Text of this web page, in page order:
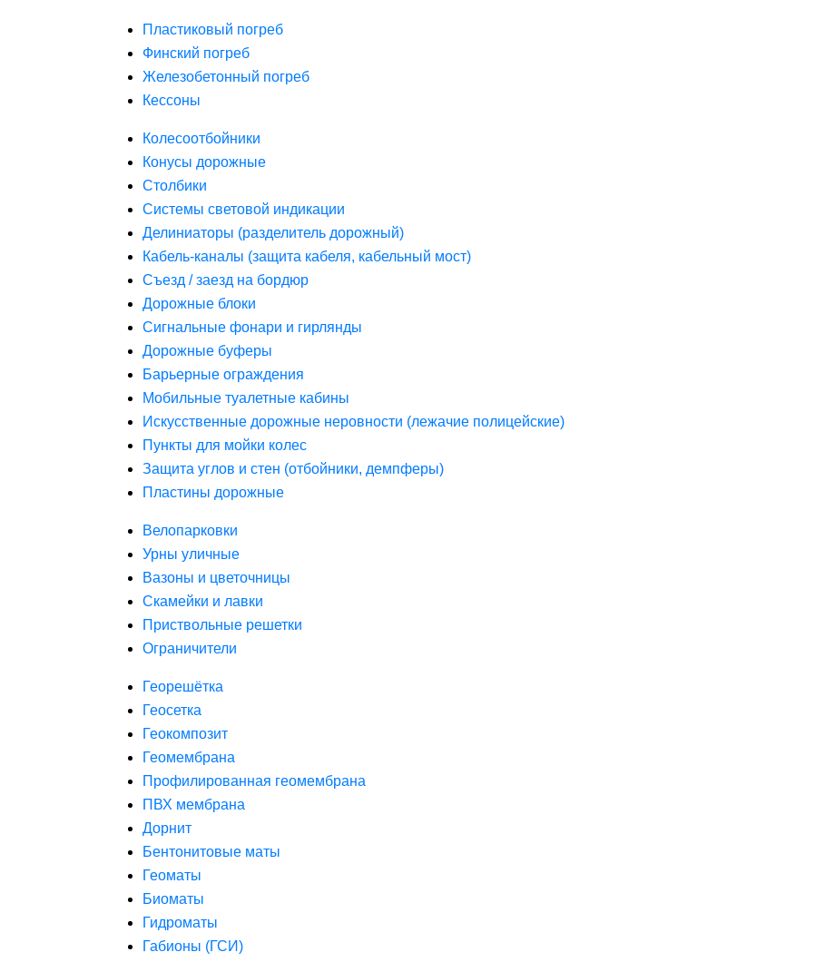
Пластиковый погреб
Финский погреб
Железобетонный погреб
Кессоны
Колесоотбойники
Конусы дорожные
Столбики
Системы световой индикации
Делиниаторы (разделитель дорожный)
Кабель-каналы (защита кабеля, кабельный мост)
Съезд / заезд на бордюр
Дорожные блоки
Сигнальные фонари и гирлянды
Дорожные буферы
Барьерные ограждения
Мобильные туалетные кабины
Искусственные дорожные неровности (лежачие полицейские)
Пункты для мойки колес
Защита углов и стен (отбойники, демпферы)
Пластины дорожные
Велопарковки
Урны уличные
Вазоны и цветочницы
Скамейки и лавки
Приствольные решетки
Ограничители
Георешётка
Геосетка
Геокомпозит
Геомембрана
Профилированная геомембрана
ПВХ мембрана
Дорнит
Бентонитовые маты
Геоматы
Биоматы
Гидроматы
Габионы (ГСИ)